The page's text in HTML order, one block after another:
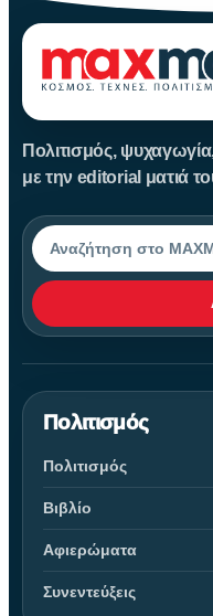
Πολιτισμός,
με την editorial ματιά
Αναζήτηση
Πολιτισμός
Πολιτισμός
Βιβλίο
Αφιερώματα
Συνεντεύξεις